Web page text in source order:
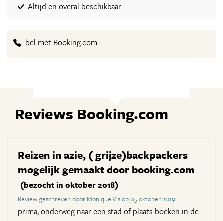
Altijd en overal beschikbaar
bel met Booking.com
Reviews Booking.com
Reizen in azie, ( grijze)backpackers
mogelijk gemaakt door booking.com
(bezocht in oktober 2018)
Review geschreven door Monique Vis op 05 oktober 2019
prima, onderweg naar een stad of plaats boeken in de